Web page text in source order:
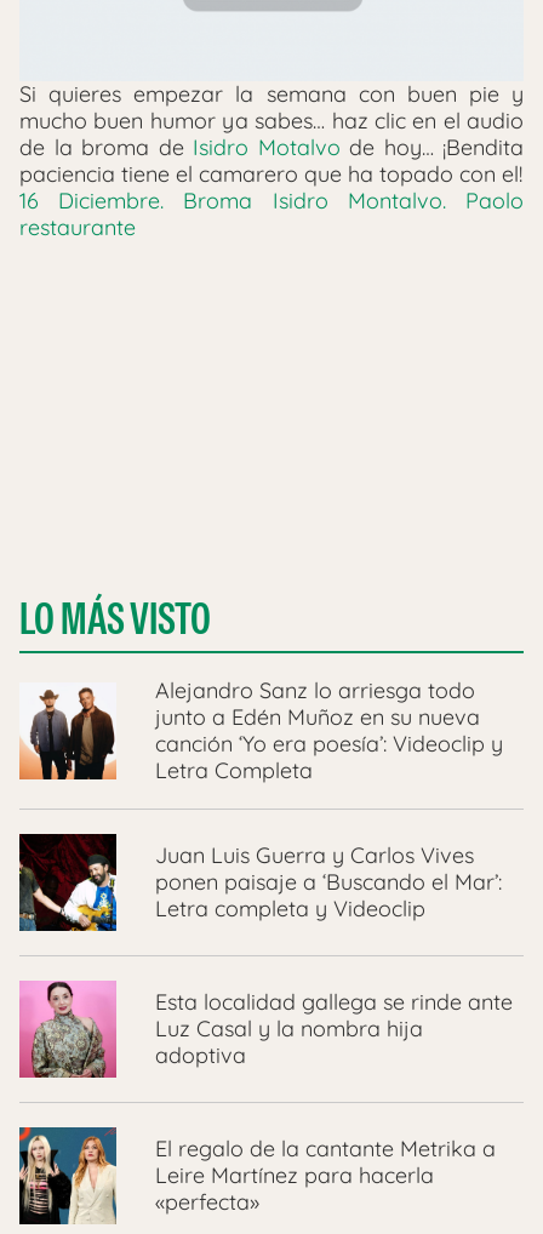
Si quieres empezar la semana con buen pie y
mucho buen humor ya sabes… haz clic en el audio
de la broma de Isidro Motalvo de hoy… ¡Bendita
paciencia tiene el camarero que ha topado con el!
16 Diciembre. Broma Isidro Montalvo. Paolo
restaurante
LO MÁS VISTO
Alejandro Sanz lo arriesga todo
junto a Edén Muñoz en su nueva
canción ‘Yo era poesía’: Videoclip y
Letra Completa
Juan Luis Guerra y Carlos Vives
ponen paisaje a ‘Buscando el Mar’:
Letra completa y Videoclip
Esta localidad gallega se rinde ante
Luz Casal y la nombra hija
adoptiva
El regalo de la cantante Metrika a
Leire Martínez para hacerla
«perfecta»